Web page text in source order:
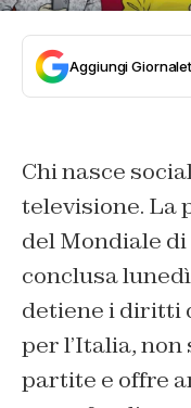
Aggiungi
Chi nasce
televisione. La
del Mondiale
conclusa
detiene i diritti
per l’Italia,
partite e offre